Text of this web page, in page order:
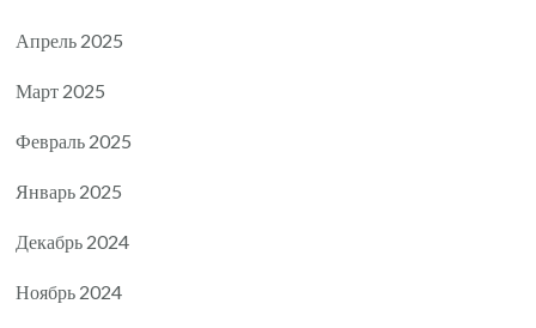
Апрель 2025
Март 2025
Февраль 2025
Январь 2025
Декабрь 2024
Ноябрь 2024